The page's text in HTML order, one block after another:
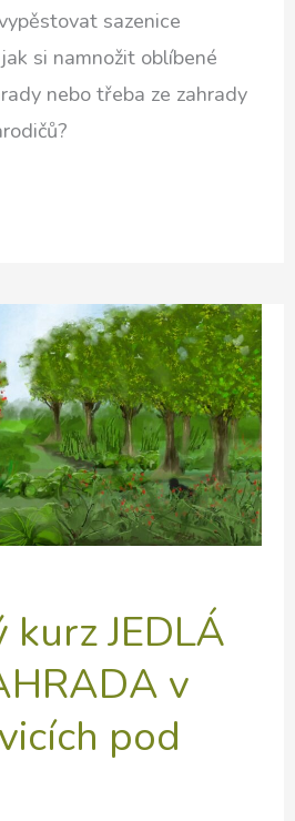
sazenice
si namnožit oblíbené
nebo třeba ze zahrady
kurz JEDLÁ
v
pod